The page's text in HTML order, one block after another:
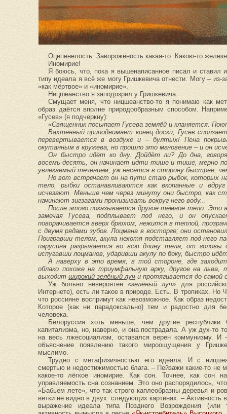
Оцепенелость. Заворожёность какая-то. Какою-то
Иномирие!
Я боюсь, что, пока я вышенаписанное писал и ставил
типу идеала я всё же могу Гришкевича отнести. Могу – из-
«как мёртвое» и «иномирие».
Ницшеанство я заподозрил у Гришкевича.
Смущает меня, что ницшеанство-то я понимаю как
образ даётся вполне природообразным способом.
«Гусев» (я подчеркну):
«Священник посыпает Гусева землёй и кланяется.
Вахтенный приподнимает конец доски, Гусев
перевертывается в воздухе и – бултых! Пена
окутанным в кружева, но прошло это мгновение – и он
Он быстро идёт ко дну. Дойдёт ли? До дна,
восемь-десять, он начинает идти тише и тише, мерно
увлекаемый течением, уж несётся в сторону быстрее,
Но вот встречает он на пути стаю рыбок, которых
тело, рыбки останавливаются как вкопанные и
исчезают. Меньше чем через минуту они быстро, как
начинают зигзагами пронизывать вокруг него воду...
После этого показывается другое тёмное тело. Это
замечая Гусева, подплывает под него, и он
поворачивается вверх брюхом, нежится в теплой,
с двумя рядами зубов. Лоцмана в восторге; они
Поигравши телом, акула нехотя подставляет под него
парусина разрывается во всю длину тела, от головы
испугавши лоцманов, ударивши акулу по боку, быстро
А наверху в это время, в той стороне, где заходит
облако похоже на триумфальную арку, другое на льва,
выходит широкий зелёный луч и протягивается до самой
Уж больно невероятен«зелёный луч» для
Интернете), есть ли такое в природе. Есть. В тропиках. Но
что россияне воспримут как невозможное. Как образ
Которое (как ни парадоксально) тем и радостно для
человека.
Белоруссия хоть меньше, чем другие республики
капитализма, но, наверно, и она пострадала. А уж дух-то
на весь лжесоциализм, оставался верен коммунизму. И
объяснение появлению такого мироощущения у
мыслимо.
Трудно с метафизичностью его идеала. И с
смертью и недостижимостью блага. – Пейзажи какие-то не
какое-то лёгкое иномирие. Как сон. Точнее, как сон
управляемость сна сознанием. Это оно распорядилось,
«Бабьем лете», что так строго каплеобразны деревья и
ветки не видно в двух следующих картинах. –
выражение идеала типа Позднего Возрождения (или